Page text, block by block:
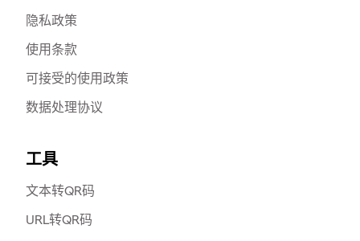
隐私政策
使用条款
可接受的使用政策
数据处理协议
工具
文本转QR码
URL转QR码